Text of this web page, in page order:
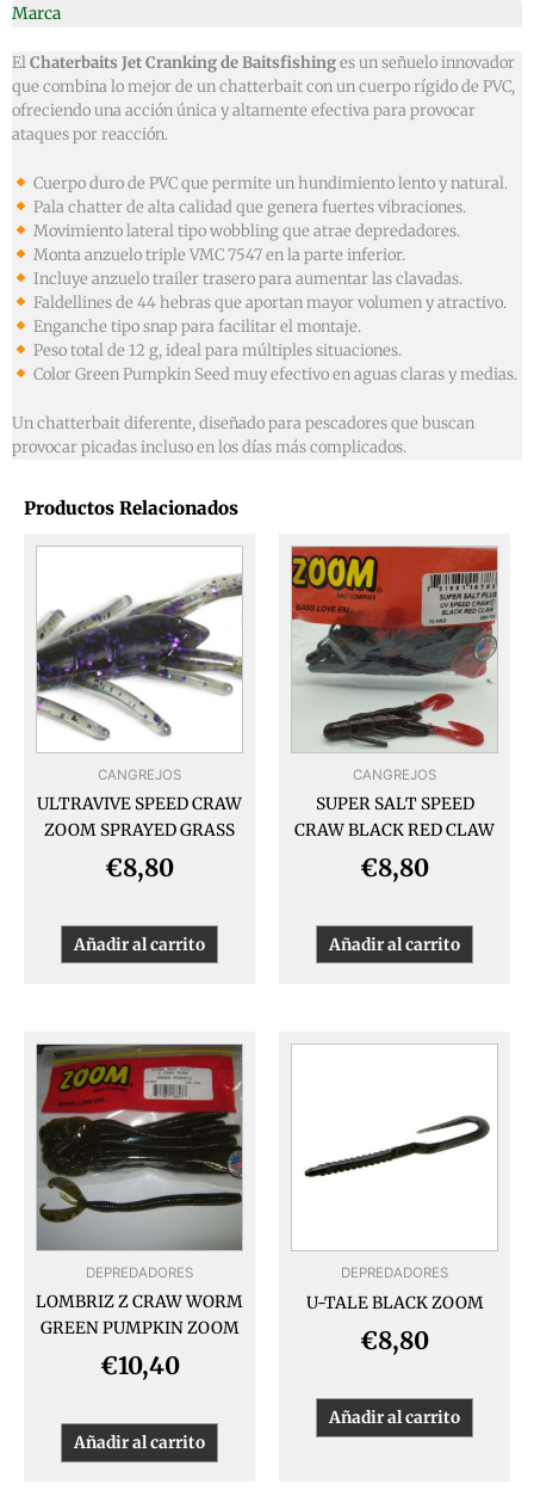
Marca
ElChaterbaits Jet Cranking de Baitsfishinges un señuelo innovador
que combina lo mejor de un chatterbait con un cuerpo rígido de PVC,
ofreciendo una acción única y altamente efectiva para provocar
ataques por reacción.
Cuerpo duro de PVC que permite un hundimiento lento y natural.
Pala chatter de alta calidad que genera fuertes vibraciones.
Movimiento lateral tipo wobbling que atrae depredadores.
Monta anzuelo triple VMC 7547 en la parte inferior.
Incluye anzuelo trailer trasero para aumentar las clavadas.
Faldellines de 44 hebras que aportan mayor volumen y atractivo.
Enganche tipo snap para facilitar el montaje.
Peso total de 12 g, ideal para múltiples situaciones.
Color Green Pumpkin Seed muy efectivo en aguas claras y medias.
Un chatterbait diferente, diseñado para pescadores que buscan
provocar picadas incluso en los días más complicados.
Productos Relacionados
CANGREJOS
ULTRAVIVE SPEED CRAW
ZOOM SPRAYED GRASS
€8,80
Añadir al carrito
CANGREJOS
SUPER SALT SPEED
CRAW BLACK RED CLAW
€8,80
Añadir al carrito
DEPREDADORES
LOMBRIZ Z CRAW WORM
GREEN PUMPKIN ZOOM
€10,40
Añadir al carrito
DEPREDADORES
U-TALE BLACK ZOOM
€8,80
Añadir al carrito